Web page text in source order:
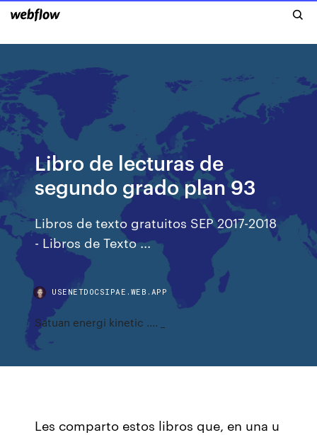
Libro de lecturas de
segundo grado plan 93
Libros de texto gratuitos SEP 2017-2018
- Libros de Texto ...
USENETDOCSIPAE.WEB.APP
Satuan energi kinetic .... _
Les comparto estos libros que, en una u